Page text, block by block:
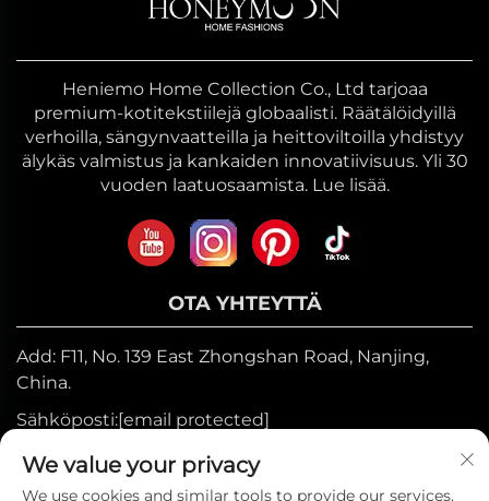
Heniemo Home Collection Co., Ltd tarjoaa
premium-kotitekstiilejä globaalisti. Räätälöidyillä
verhoilla, sängynvaatteilla ja heittoviltoilla yhdistyy
älykäs valmistus ja kankaiden innovatiivisuus. Yli 30
vuoden laatuosaamista. Lue lisää.
OTA YHTEYTTÄ
Add: F11, No. 139 East Zhongshan Road, Nanjing,
China.
Sähköposti:[email protected]
Mobiili:+86-17327710449
Puh:+86-025-84573776
We value your privacy
We use cookies and similar tools to provide our services.